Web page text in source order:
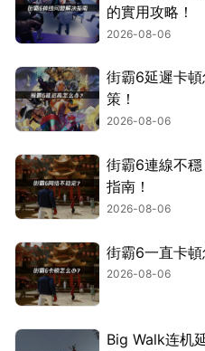
的實用攻略！
2026-08-06
街霸6延遲卡
策！
2026-08-06
街霸6連線不
指南！
2026-08-06
街霸6一直卡頓
2026-08-06
Big Walk连机